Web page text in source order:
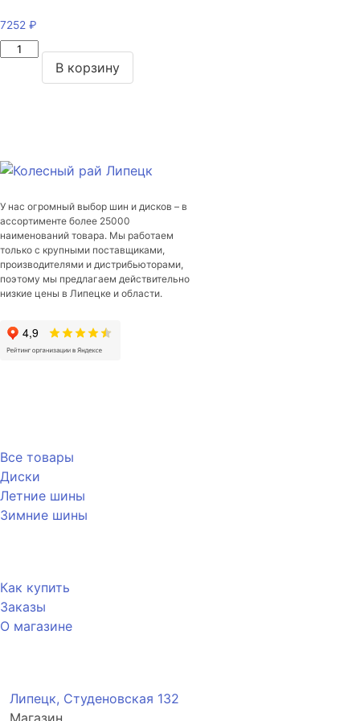
7252 ₽
Количество
Вэй
6,5*16/5*114,3
ET50
DIA66,1
В корзину
У нас огромный выбор шин и дисков – в
ассортименте более 25000
наименований товара. Мы работаем
только с крупными поставщиками,
производителями и дистрибьюторами,
поэтому мы предлагаем действительно
низкие цены в Липецке и области.
Все товары
Диски
Летние шины
Зимние шины
Как купить
Заказы
О магазине
Липецк, Студеновская 132